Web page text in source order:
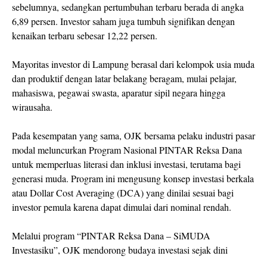
sebelumnya, sedangkan pertumbuhan terbaru berada di angka
6,89 persen. Investor saham juga tumbuh signifikan dengan
kenaikan terbaru sebesar 12,22 persen.
Mayoritas investor di Lampung berasal dari kelompok usia muda
dan produktif dengan latar belakang beragam, mulai pelajar,
mahasiswa, pegawai swasta, aparatur sipil negara hingga
wirausaha.
Pada kesempatan yang sama, OJK bersama pelaku industri pasar
modal meluncurkan Program Nasional PINTAR Reksa Dana
untuk memperluas literasi dan inklusi investasi, terutama bagi
generasi muda. Program ini mengusung konsep investasi berkala
atau Dollar Cost Averaging (DCA) yang dinilai sesuai bagi
investor pemula karena dapat dimulai dari nominal rendah.
Melalui program “PINTAR Reksa Dana – SiMUDA
Investasiku”, OJK mendorong budaya investasi sejak dini